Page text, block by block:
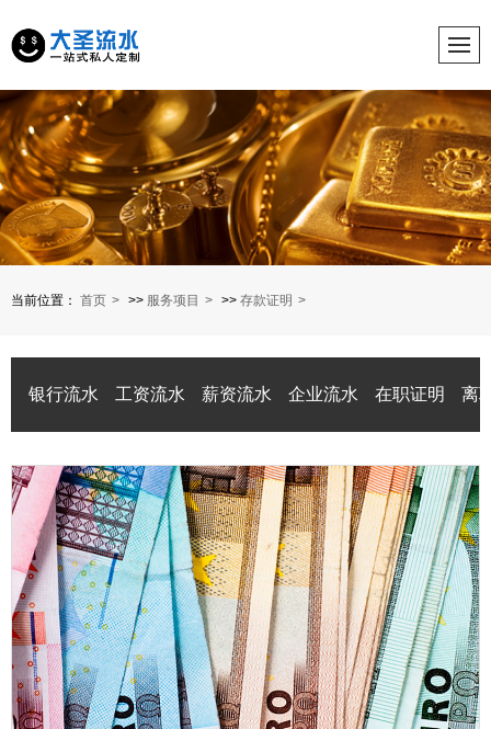
当前位置： 首页 >> 服务项目 >> 存款证明
银行流水 工资流水 薪资流水 企业流水 在职证明 离